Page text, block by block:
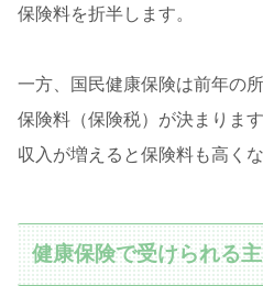
保険料を折半します。
一方、国民健康保険は前年の
保険料（保険税）が決まります
収入が増えると保険料も高く
健康保険で受けられる